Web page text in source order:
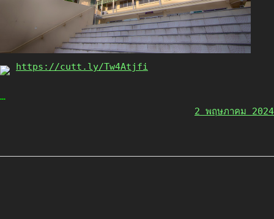
https://cutt.ly/Tw4Atjfi
…
2 พฤษภาคม 2024